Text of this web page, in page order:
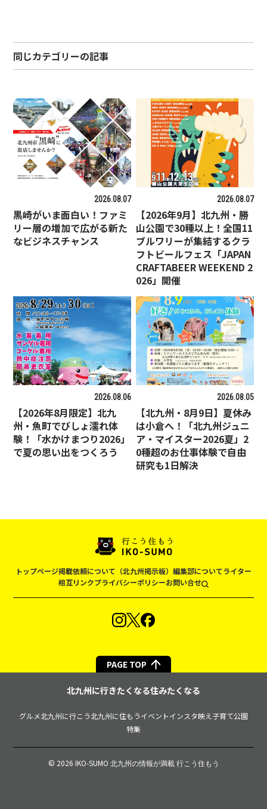
同じカテゴリーの記事
2026.08.07
黒崎がいま面白い！ファミ
リー層の増加で広がる新た
なビジネスチャンス
2026.08.07
【2026年9月】北九州・勝
山公園で30種以上！全国11
ブルワリーが集結するクラ
フトビールフェス「JAPAN
CRAFTABEER WEEKEND 2
026」開催
2026.08.06
【2026年8月限定】北九
州・魚町でびしょ濡れ体
験！「水かけまつり2026」
で夏の思い出をつくろう
2026.08.05
【北九州・8月9日】夏休み
は小倉へ！「北九州ジュニ
ア・マイスター2026夏」2
0種超のお仕事体験で自由
研究も1日解決
トップページ掲載依頼について（北九州掲示板） 編集部についてライター
相互リンクプライバシーポリシーお問い合せ
PAGE TOP
北九州に行きたくなる住みたくなる
グルメ北九州に行こう北九州に住もうイベントインスタ映え 子育て公園
特集
© 2026 IKO-SUMO 北九州の情報が満載 行こう住もう